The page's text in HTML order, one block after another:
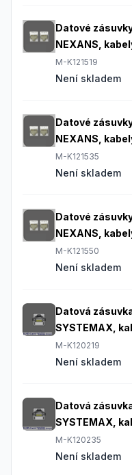
Datové
NEXANS,
M-K121519
Není skladem
Datové
NEXANS,
M-K121535
Není skladem
Datové
NEXANS,
M-K121550
Není skladem
Datová
SYSTEMAX,
M-K120219
Není skladem
Datová
SYSTEMAX,
M-K120235
Není skladem